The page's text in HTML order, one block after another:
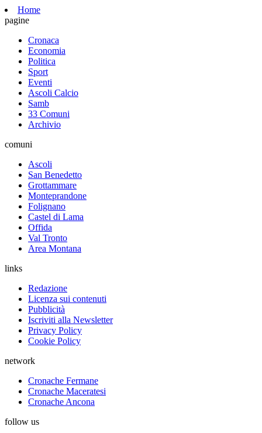
Home
pagine
Cronaca
Economia
Politica
Sport
Eventi
Ascoli Calcio
Samb
33 Comuni
Archivio
comuni
Ascoli
San Benedetto
Grottammare
Monteprandone
Folignano
Castel di Lama
Offida
Val Tronto
Area Montana
links
Redazione
Licenza sui contenuti
Pubblicità
Iscriviti alla Newsletter
Privacy Policy
Cookie Policy
network
Cronache Fermane
Cronache Maceratesi
Cronache Ancona
follow us